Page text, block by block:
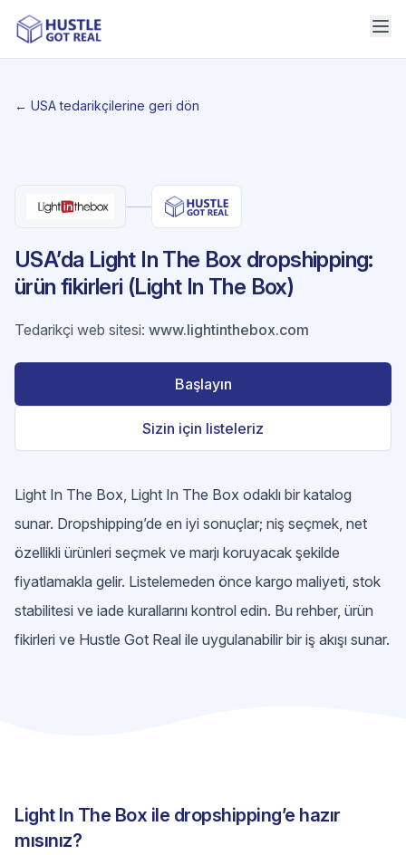
← USA tedarikçilerine geri dön
USA’da Light In The Box dropshipping:
ürün fikirleri (Light In The Box)
Tedarikçi web sitesi: www.lightinthebox.com
Başlayın
Sizin için listeleriz
Light In The Box, Light In The Box odaklı bir katalog
sunar. Dropshipping’de en iyi sonuçlar; niş seçmek, net
özellikli ürünleri seçmek ve marjı koruyacak şekilde
fiyatlamakla gelir. Listelemeden önce kargo maliyeti, stok
stabilitesi ve iade kurallarını kontrol edin. Bu rehber, ürün
fikirleri ve Hustle Got Real ile uygulanabilir bir iş akışı sunar.
Light In The Box ile dropshipping’e hazır
mısınız?